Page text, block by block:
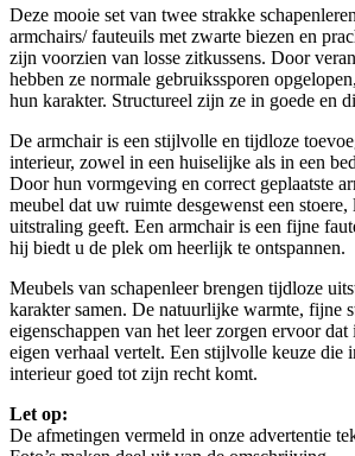
Deze mooie set van twee strakke
armchairs/ fauteuils met zwarte biezen en
zijn voorzien van losse zitkussens. Door
hebben ze normale gebruikssporen
hun karakter. Structureel zijn ze in goede en
De armchair is een stijlvolle en tijdloze
interieur, zowel in een huiselijke als in een
Door hun vormgeving en correct geplaatste
meubel dat uw ruimte desgewenst een
uitstraling geeft. Een armchair is een fijne
hij biedt u de plek om heerlijk te ontspannen.
Meubels van schapenleer brengen tijdloze
karakter samen. De natuurlijke warmte, fijne
eigenschappen van het leer zorgen ervoor dat
eigen verhaal vertelt. Een stijlvolle keuze die
interieur goed tot zijn recht komt.
Let op:
De afmetingen vermeld in onze advertentie